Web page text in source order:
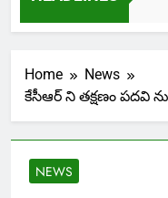
7 Days Ago
Home
News
కేసీఆర్ ని తక్షణం పదవి
NEWS